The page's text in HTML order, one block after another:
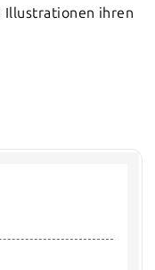
Illustrationen ihren